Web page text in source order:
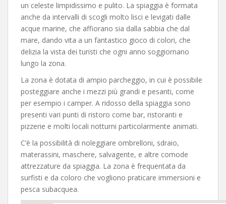
un celeste limpidissimo e pulito. La spiaggia è formata
anche da intervalli di scogli molto lisci e levigati dalle
acque marine, che affiorano sia dalla sabbia che dal
mare, dando vita a un fantastico gioco di colori, che
delizia la vista dei turisti che ogni anno soggiornano
lungo la zona.
La zona è dotata di ampio parcheggio, in cui è possibile
posteggiare anche i mezzi più grandi e pesanti, come
per esempio i camper. A ridosso della spiaggia sono
presenti vari punti di ristoro come bar, ristoranti e
pizzerie e molti locali notturni particolarmente animati.
C’è la possibilità di noleggiare ombrelloni, sdraio,
materassini, maschere, salvagente, e altre comode
attrezzature da spiaggia. La zona è frequentata da
surfisti e da coloro che vogliono praticare immersioni e
pesca subacquea.